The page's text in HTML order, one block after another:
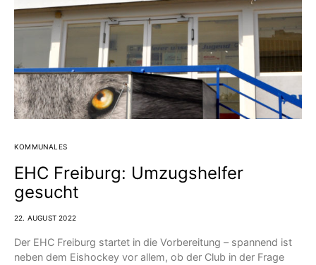
KOMMUNALES
EHC Freiburg: Umzugshelfer
gesucht
22. AUGUST 2022
Der EHC Freiburg startet in die Vorbereitung – spannend ist
neben dem Eishockey vor allem, ob der Club in der Frage